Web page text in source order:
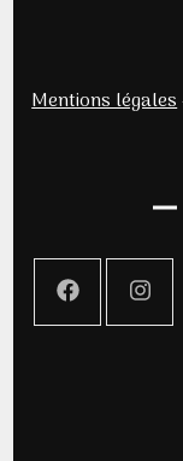
Mentions légales